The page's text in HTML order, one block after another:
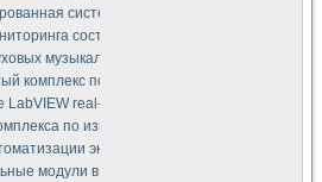
система измерения параметров
состояния тяговых
музыкальных инструментов
комплекс по исследованию элементной
LabVIEW real-time module для
по измерению скорости подвижного
экспериментальных
модули в стандарте Nl SCXI для